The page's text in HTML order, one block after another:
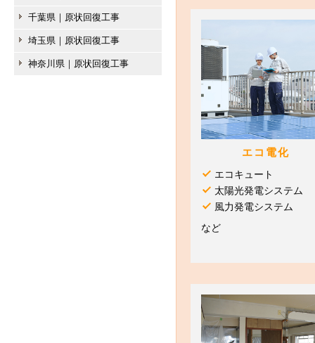
エコ電化
エコキュート
太陽光発電システム
風力発電システム
など
事 千葉県｜原状回復工事
埼玉県｜原状回復工事
神奈川県｜原状回復工事